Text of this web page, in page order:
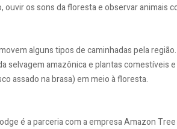
os sons da floresta e observar animais
alguns tipos de caminhadas pela
selvagem amazônica e plantas comestíveis
assado na brasa) em meio à floresta.
é a parceria com a empresa Amazon